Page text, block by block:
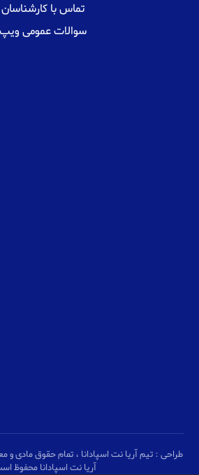
تماس با کارشناسان
سوالات عمومی ویپ
طراحی : تیم آریا نت اسپادانا ، تمام حقوق مادی
آریا نت اسپادانا محفوظ